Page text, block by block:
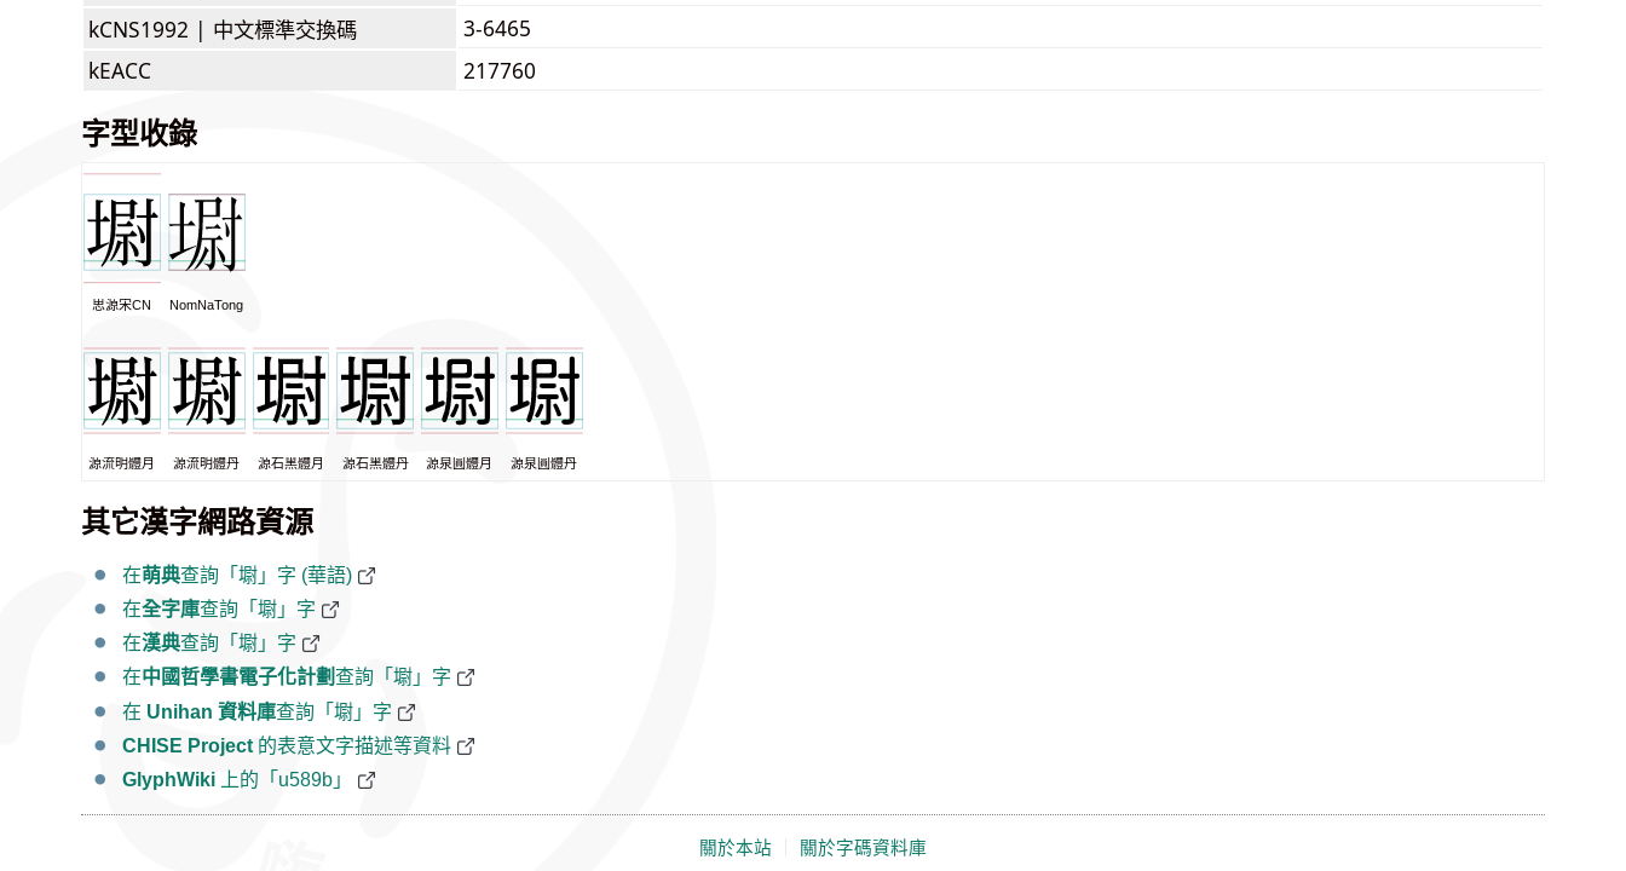
kCNS1992 | 中文標準交換碼
3-6465
kEACC
217760
字型收錄
思源宋CN NomNaTong
源流明體月 源流明體丹 源石黑體月 源石黑體丹 源泉圓體月 源泉圓體丹
其它漢字網路資源
在萌典查詢「墛」字 (華語)
在全字庫查詢「墛」字
在漢典查詢「墛」字
在中國哲學書電子化計劃 查詢「墛」字
在 Unihan 資料庫查詢「墛」字
CHISE Project 的表意文字描述等資料
GlyphWiki 上的「u589b」
關於本站 關於字碼資料庫